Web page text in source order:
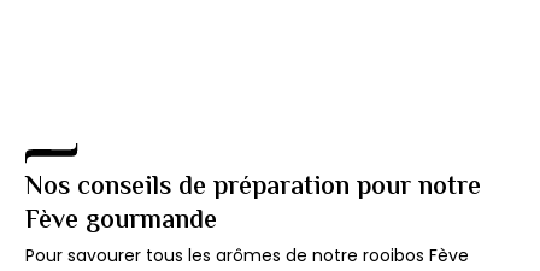
Nos conseils de préparation pour notre
Fève gourmande
Pour savourer tous les arômes de notre rooibos Fève